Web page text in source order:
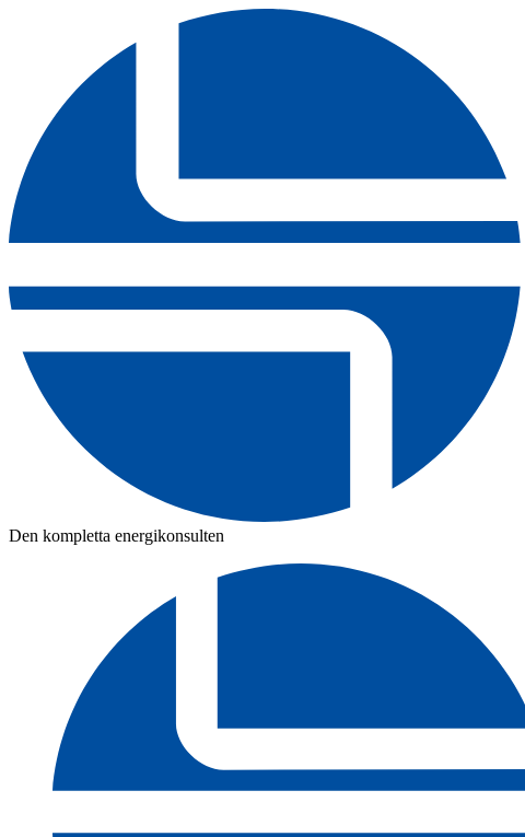
Den kompletta energikonsulten